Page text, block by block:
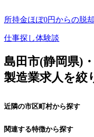
所持金ほぼ0円からの脱却
仕事探し体験談
島田市(静岡県)
製造業求人を絞
近隣の市区町村から探す
関連する特徴から探す